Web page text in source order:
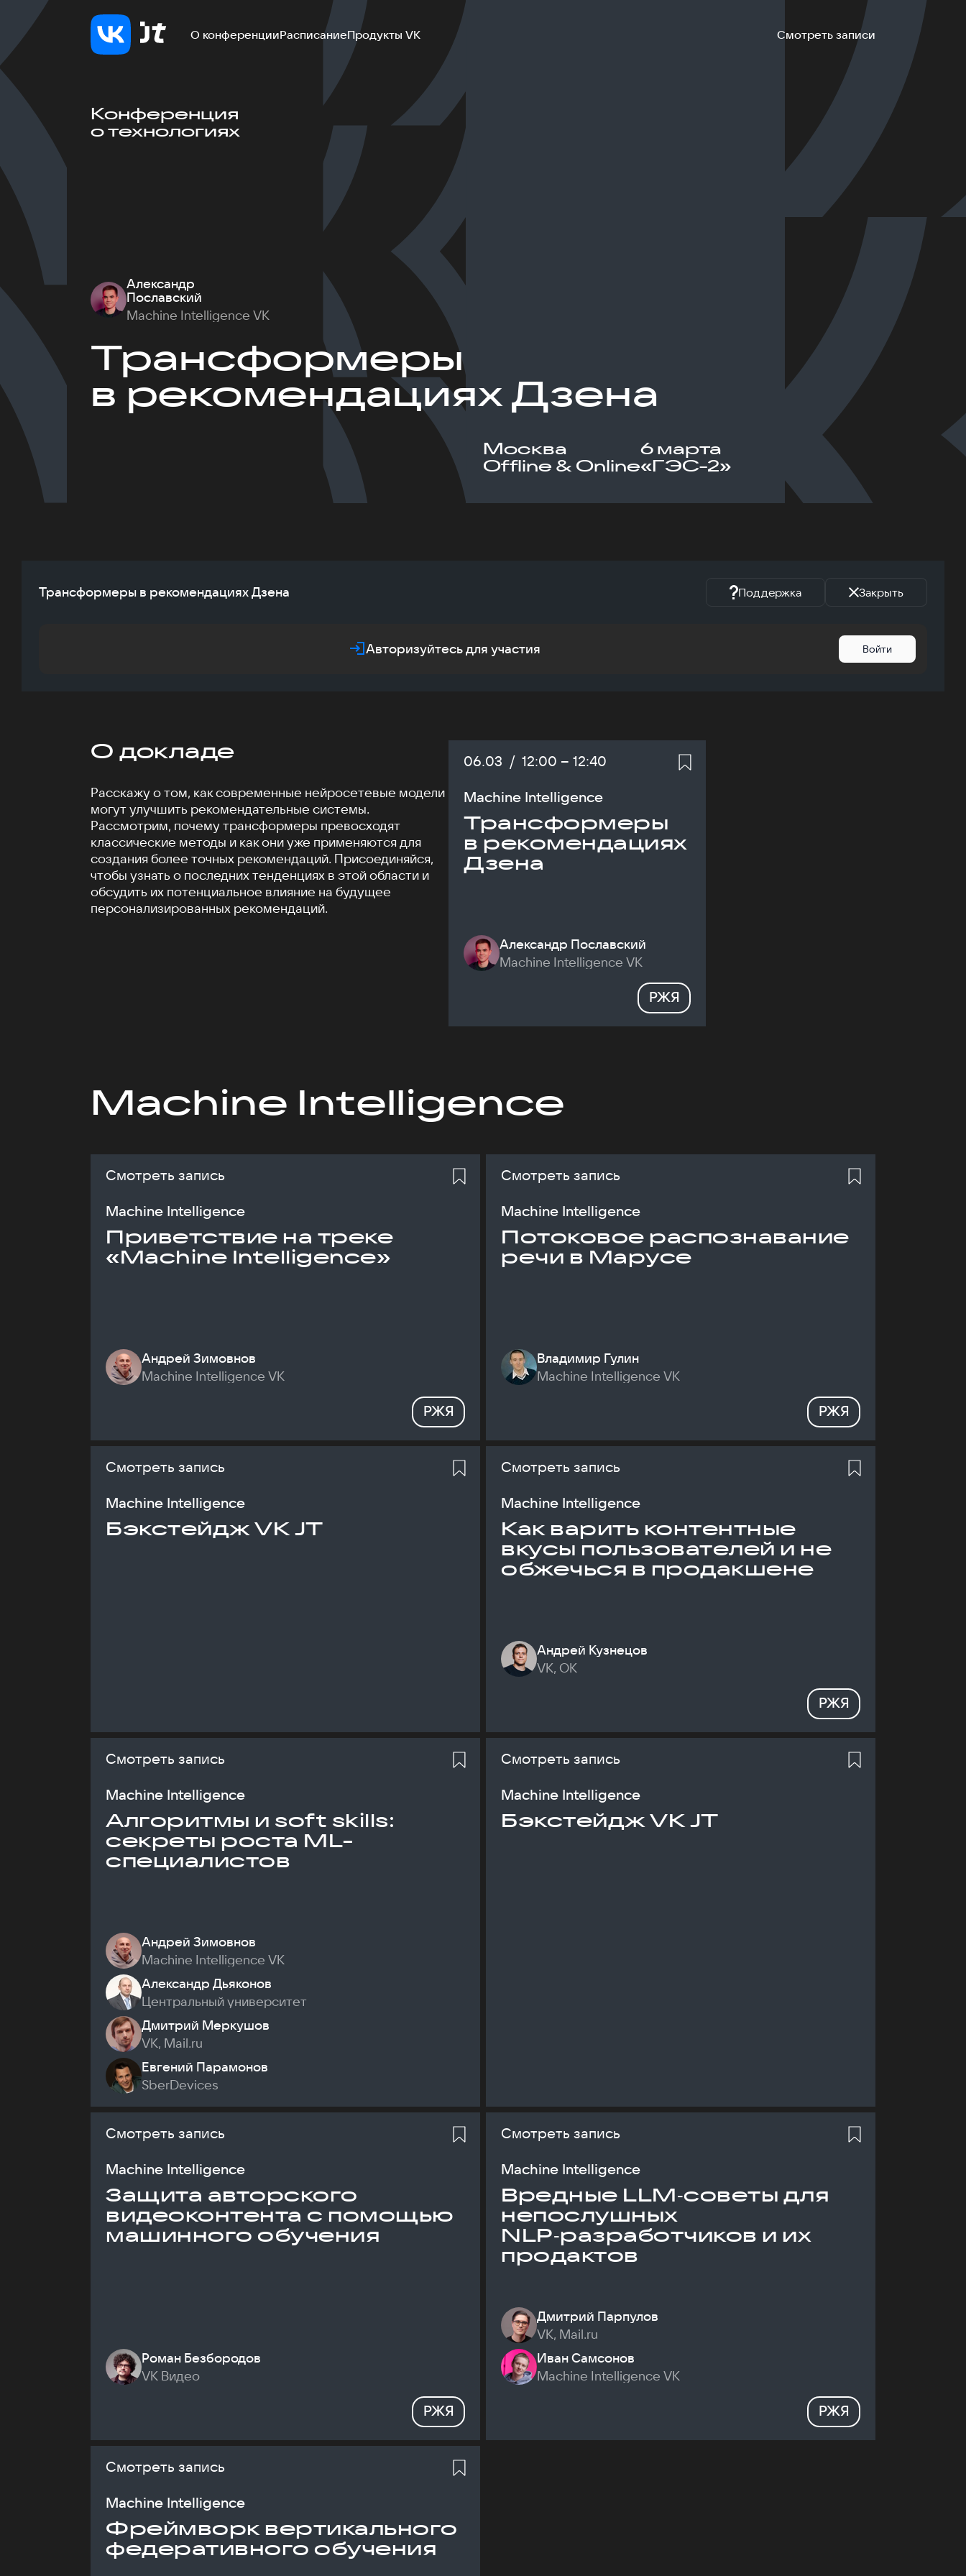
О конференцииРасписаниеПродукты VK Смотреть записи
Конференция
о технологиях
Александр
Пославский
Machine Intelligence VK
Трансформеры
в рекомендациях Дзена
Москва
Offline & Online
6 марта
«ГЭС-2»
Трансформеры в рекомендациях Дзена Поддержка Закрыть
Авторизуйтесь для участия Войти
О докладе
Расскажу о том, как современные нейросетевые модели
могут улучшить рекомендательные системы.
Рассмотрим, почему трансформеры превосходят
классические методы и как они уже применяются для
создания более точных рекомендаций. Присоединяйся,
чтобы узнать о последних тенденциях в этой области и
обсудить их потенциальное влияние на будущее
персонализированных рекомендаций.
Дата:
06.03 / Начало:
12:00 – Конец:
12:40
Machine Intelligence
Трансформеры
в рекомендациях
Дзена
Александр Пославский
Machine Intelligence VK
РЖЯ
Machine Intelligence
Смотреть запись
Machine Intelligence
Приветствие на треке
«Machine Intelligence»
Андрей Зимовнов
Machine Intelligence VK
РЖЯ
Смотреть запись
Machine Intelligence
Потоковое распознавание
речи в Марусе
Владимир Гулин
Machine Intelligence VK
РЖЯ
Смотреть запись
Machine Intelligence
Бэкстейдж VK JT
Смотреть запись
Machine Intelligence
Как варить контентные
вкусы пользователей и не
обжечься в продакшене
Андрей Кузнецов
VK, ОК
РЖЯ
Смотреть запись
Machine Intelligence
Алгоритмы и soft skills:
секреты роста ML-
специалистов
Андрей Зимовнов
Machine Intelligence VK
Александр Дьяконов
Центральный университет
Дмитрий Меркушов
VK, Mail.ru
Евгений Парамонов
SberDevices
Смотреть запись
Machine Intelligence
Бэкстейдж VK JT
Смотреть запись
Machine Intelligence
Защита авторского
видеоконтента с помощью
машинного обучения
Роман Безбородов
VK Видео
РЖЯ
Смотреть запись
Machine Intelligence
Вредные LLM‑советы для
непослушных
NLP‑разработчиков и их
продактов
Дмитрий Парпулов
VK, Mail.ru
Иван Самсонов
Machine Intelligence VK
РЖЯ
Смотреть запись
Machine Intelligence
Фреймворк вертикального
федеративного обучения